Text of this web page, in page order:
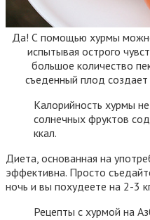
Да! С помощью хурмы
испытывая острого
большое количество
съеденный плод
Калорийность хурмы
солнечных фруктов
ккал.
Диета, основанная на
эффективна. Просто
ночь и вы похудеете на 2-3
Рецепты с хурмой на